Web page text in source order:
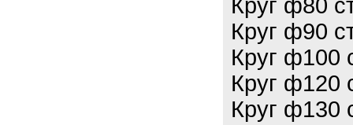
Круг ф80
Круг ф90
Круг ф100
Круг ф120
Круг ф130